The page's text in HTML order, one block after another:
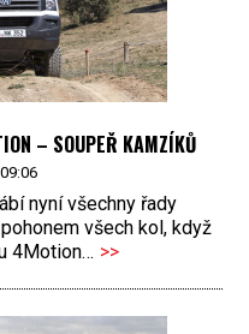
– SOUPEŘ KAMZÍKŮ
nyní všechny řady
všech kol, když
4Motion… >>